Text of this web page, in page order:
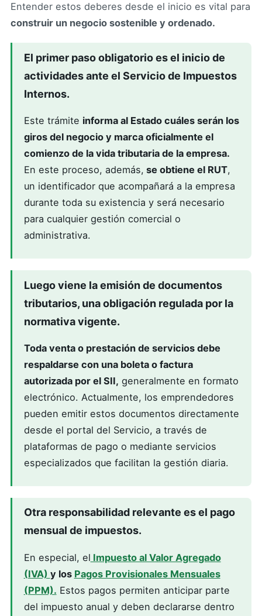
Entender estos deberes desde el inicio es vital para
construir un negocio sostenible y ordenado.
El primer paso obligatorio es el inicio de
actividades ante el Servicio de Impuestos
Internos.
Este trámite informa al Estado cuáles serán los
giros del negocio y marca oficialmente el
comienzo de la vida tributaria de la empresa.
En este proceso, además, se obtiene el RUT,
un identificador que acompañará a la empresa
durante toda su existencia y será necesario
para cualquier gestión comercial o
administrativa.
Luego viene la emisión de documentos
tributarios, una obligación regulada por la
normativa vigente.
Toda venta o prestación de servicios debe
respaldarse con una boleta o factura
autorizada por el SII, generalmente en formato
electrónico. Actualmente, los emprendedores
pueden emitir estos documentos directamente
desde el portal del Servicio, a través de
plataformas de pago o mediante servicios
especializados que facilitan la gestión diaria.
Otra responsabilidad relevante es el pago
mensual de impuestos.
En especial, el Impuesto al Valor Agregado
(IVA) y los Pagos Provisionales Mensuales
(PPM). Estos pagos permiten anticipar parte
del impuesto anual y deben declararse dentro